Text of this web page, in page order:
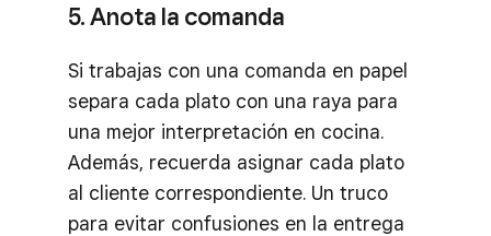
5. Anota la comanda
Si trabajas con una comanda en papel
separa cada plato con una raya para
una mejor interpretación en cocina.
Además, recuerda asignar cada plato
al cliente correspondiente. Un truco
para evitar confusiones en la entrega